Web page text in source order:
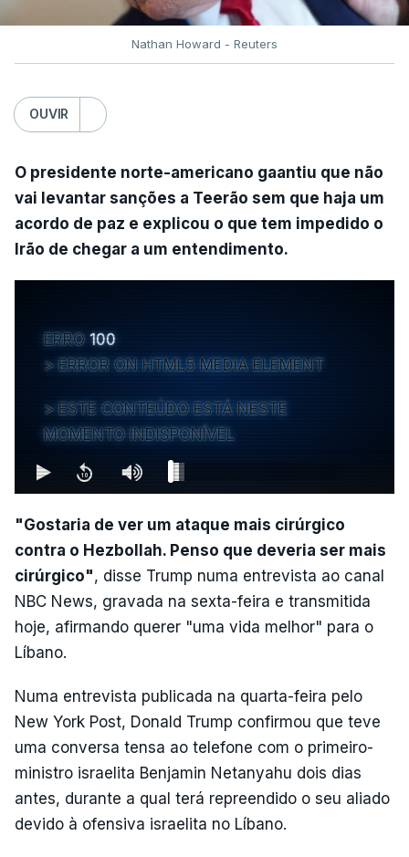
Nathan Howard - Reuters
OUVIR
O presidente norte-americano gaantiu que não
vai levantar sanções a Teerão sem que haja um
acordo de paz e explicou o que tem impedido o
Irão de chegar a um entendimento.
ERRO 100
ERROR ON HTML5 MEDIA ELEMENT
ESTE CONTEÚDO ESTÁ NESTE
MOMENTO INDISPONÍVEL
"Gostaria de ver um ataque mais cirúrgico
contra o Hezbollah. Penso que deveria ser mais
cirúrgico", disse Trump numa entrevista ao canal
NBC News, gravada na sexta-feira e transmitida
hoje, afirmando querer "uma vida melhor" para o
Líbano.
Numa entrevista publicada na quarta-feira pelo
New York Post, Donald Trump confirmou que teve
uma conversa tensa ao telefone com o primeiro-
ministro israelita Benjamin Netanyahu dois dias
antes, durante a qual terá repreendido o seu aliado
devido à ofensiva israelita no Líbano.